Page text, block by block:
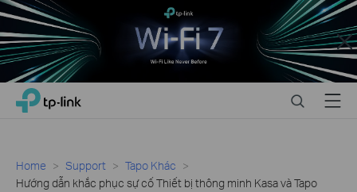
Close
Click
navigation
TP-Link, Reliably Smart SearchMenu
Home Support
Tapo Khác
Hướng dẫn khắc phục sự cố Thiết bị thông minh Kasa và Tapo